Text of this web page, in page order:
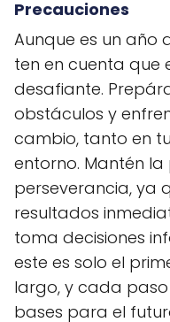
Precauciones
Aunque es un año
ten en cuenta que
desafiante.
obstáculos y
cambio, tanto en
entorno. Mantén
perseverancia, ya
resultados
toma decisiones
este es solo el
largo, y cada
bases para el